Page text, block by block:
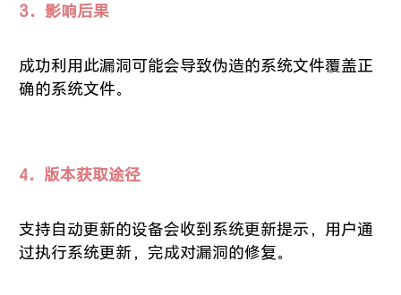
3．影响后果
成功利用此漏洞可能会导致伪造的系统文件覆盖正
确的系统文件。
4．版本获取途径
支持自动更新的设备会收到系统更新提示，用户通
过执行系统更新，完成对漏洞的修复。